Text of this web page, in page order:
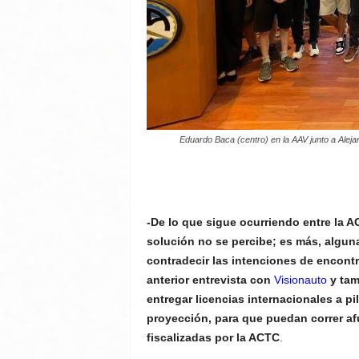
Eduardo Baca (centro) en la AAV junto a
-De lo que sigue ocurriendo entre la
solución no se percibe; es más,
contradecir las intenciones de
anterior entrevista con Visionautoy
entregar licencias internacionales a
proyección, para que puedan correr
fiscalizadas por la ACTC.